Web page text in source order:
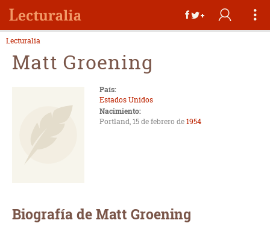
Lecturalia
Matt Groening
País:
Estados Unidos
Nacimiento:
Portland, 15 de febrero de1954
Biografía de Matt Groening